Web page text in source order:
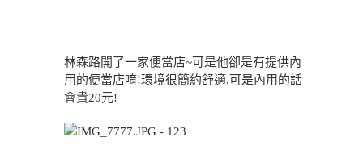
林森路開了一家便當店~可是他卻是有提供內
用的便當店唷!環境很簡約舒適,可是內用的話
會貴20元!